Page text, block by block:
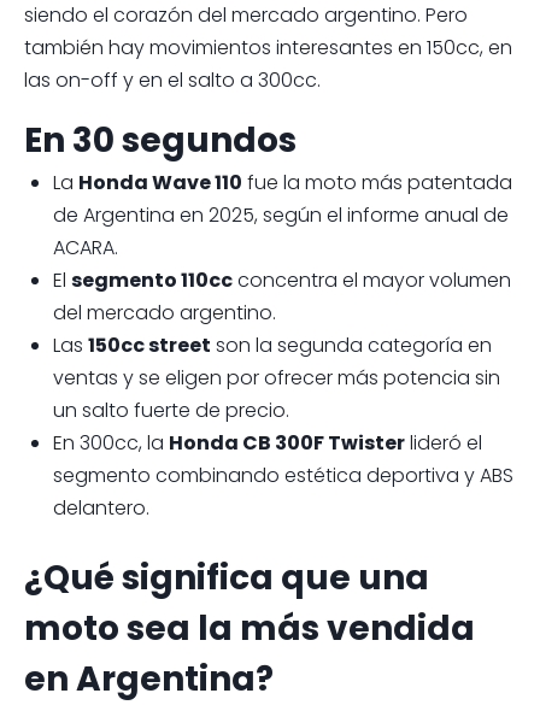
siendo el corazón del mercado argentino. Pero
también hay movimientos interesantes en 150cc, en
las on-off y en el salto a 300cc.
En 30 segundos
La Honda Wave 110 fue la moto más patentada
de Argentina en 2025, según el informe anual de
ACARA.
El segmento 110ccconcentra el mayor volumen
del mercado argentino.
Las 150cc street son la segunda categoría en
ventas y se eligen por ofrecer más potencia sin
un salto fuerte de precio.
En 300cc, la Honda CB 300F Twisterlideró el
segmento combinando estética deportiva y ABS
delantero.
¿Qué significa que una
moto sea la más vendida
en Argentina?